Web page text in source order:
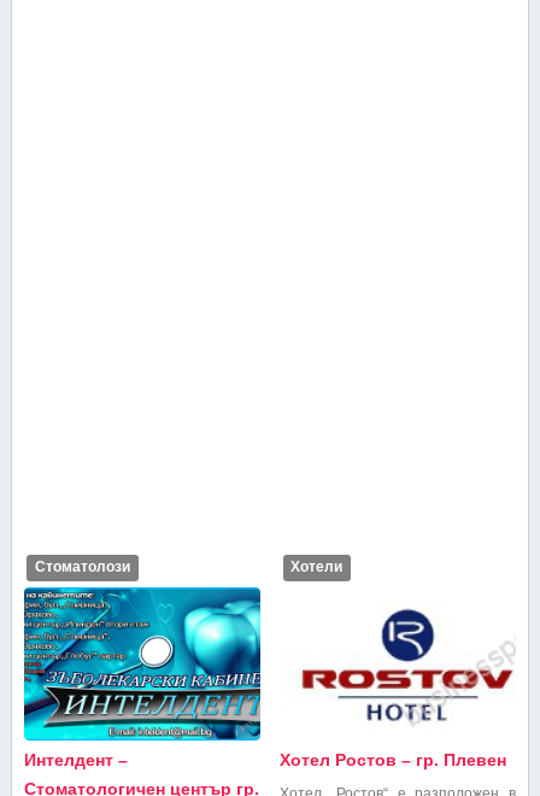
Стоматолози
Интелдент –
Стоматологичен център гр.
Хотели
Хотел Ростов – гр. Плевен